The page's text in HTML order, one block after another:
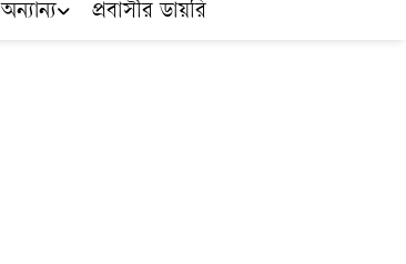
অন্যান্য প্রবাসীর ডায়রি